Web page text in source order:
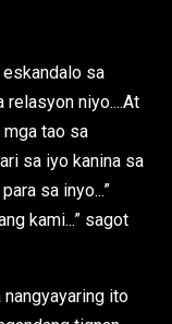
eskandalo sa
relasyon niyo....At
mga tao sa
sa iyo kanina sa
sa inyo...”
kami...” sagot
ito